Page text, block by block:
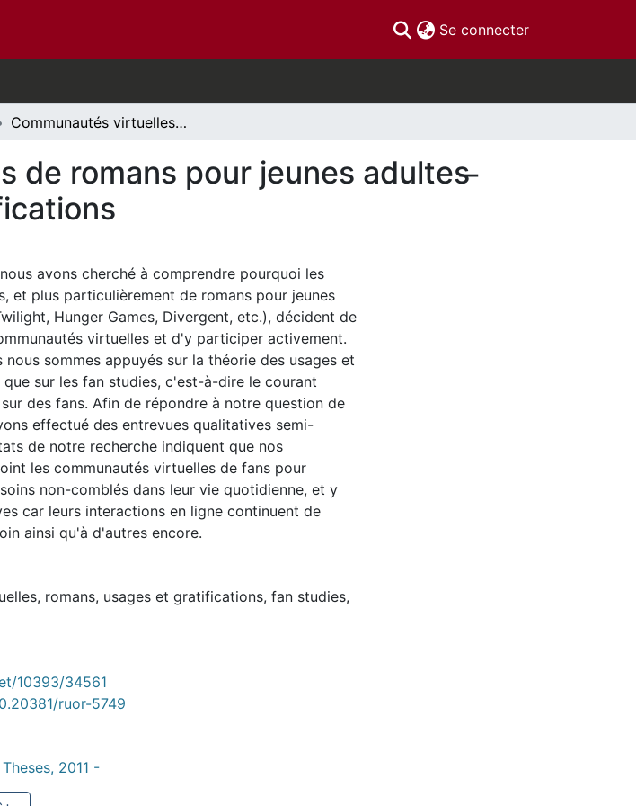
Se connecter(current)
Communautés virtuelles des fans de romans pour jeunes adultes ̶ une analyse des usages et gratifications
de romans pour jeunes adultes
avons cherché à comprendre pourquoi les
et plus particulièrement de romans pour jeunes
Hunger Games, Divergent, etc.), décident de
virtuelles et d'y participer activement.
nous sommes appuyés sur la théorie des usages et
sur les fan studies, c'est-à-dire le courant
des fans. Afin de répondre à notre question de
effectué des entrevues qualitatives semi-
de notre recherche indiquent que nos
les communautés virtuelles de fans pour
non-comblés dans leur vie quotidienne, et y
car leurs interactions en ligne continuent de
ainsi qu'à d'autres encore.
, romans, usages et gratifications, fan studies,
10393/34561
ruor-5749
2011 -